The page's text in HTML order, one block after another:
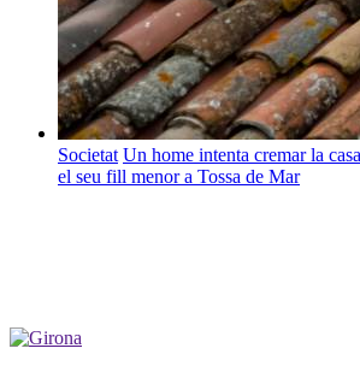
Societat Un home intenta cremar la
el seu fill menor a Tossa de Mar